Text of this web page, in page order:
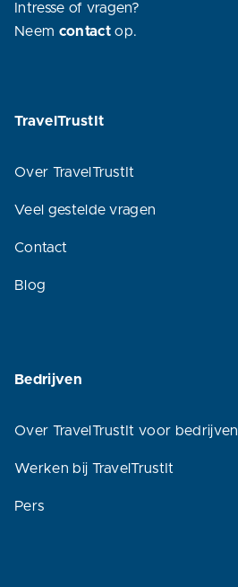
Intresse of vragen?
Neem contact op.
TravelTrustIt
Over TravelTrustIt
Veel gestelde vragen
Contact
Blog
Bedrijven
Over TravelTrustIt voor bedrijven
Werken bij TravelTrustIt
Pers